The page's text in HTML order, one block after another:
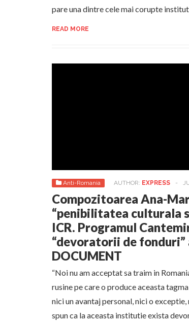
pare una dintre cele mai corupte
READ MORE
Anti-Romania AUTHOR: EXPRESS -
Compozitoarea Ana-
“penibilitatea culturala
ICR. Programul
“devoratorii de fonduri”
DOCUMENT
“Noi nu am acceptat sa traim in
rusine pe care o produce aceasta
nici un avantaj personal, nici o
spun ca la aceasta institutie exista